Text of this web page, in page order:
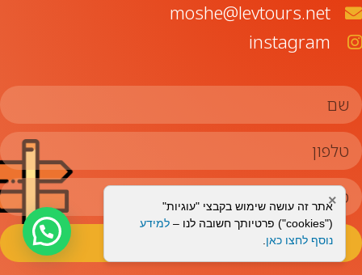
moshe@levtours.net
instagram
אתר זה עושה שימוש בקבצי "עוגיות"
("cookies") פרטיותך חשובה לנו –
למידע
נוסף לחצו כאן
×